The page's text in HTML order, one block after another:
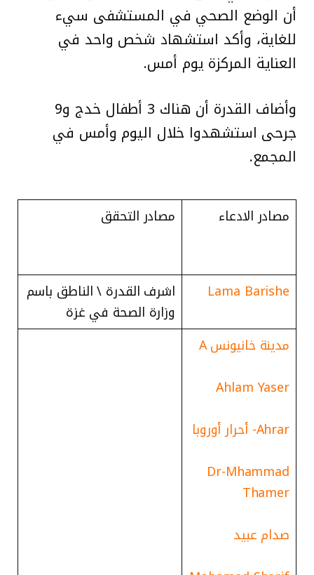
أن الوضع الصحي في المستشفى سيء
للغاية، وأكد استشهاد شخص واحد في
العناية المركزة يوم أمس.
وأضاف القدرة أن هناك 3 أطفال خدج و9
جرحى استشهدوا خلال اليوم وأمس في
المجمع.
مصادر الادعاء مصادر التحقق
Lama Barishe
اشرف القدرة \ الناطق باسم
وزارة الصحة في غزة
مدينة خانيونس A
Ahlam Yaser
Ahrar- أحرار أوروبا
Dr-Mhammad
Thamer
صدام عبيد